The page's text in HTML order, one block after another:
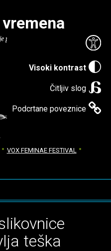
Visoki kontrast
Čitljiv slog
Podcrtane poveznice
puno knjiga.
VOX FEMINAE FESTIVAL
teška